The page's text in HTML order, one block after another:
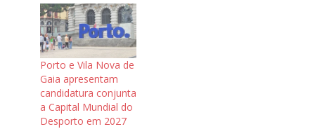
Porto e Vila Nova de
Gaia apresentam
candidatura conjunta
a Capital Mundial do
Desporto em 2027